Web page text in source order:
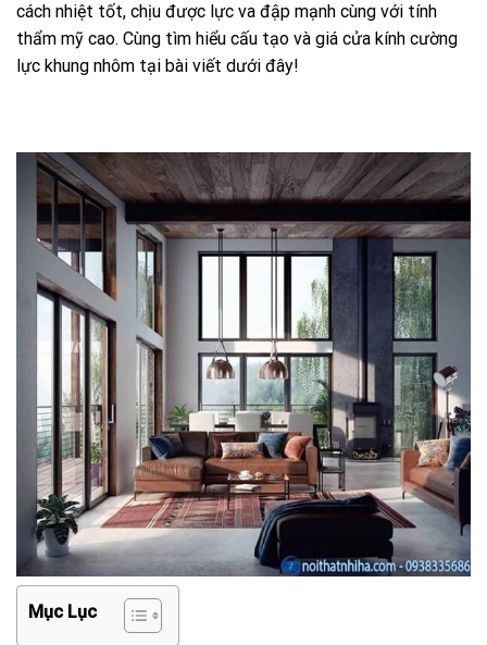
cách nhiệt tốt, chịu được lực va đập mạnh cùng với tính
thẩm mỹ cao. Cùng tìm hiểu cấu tạo và giá cửa kính cường
lực khung nhôm tại bài viết dưới đây!
Mục Lục